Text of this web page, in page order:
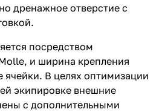
дренажное отверстие с
посредством
и ширина крепления
ячейки. В целях оптимизации
экипировке внешние
с дополнительными